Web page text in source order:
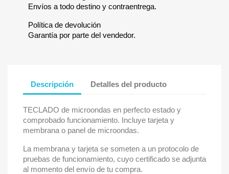
Envíos a todo destino y contraentrega.
Política de devolución
Garantía por parte del vendedor.
Descripción Detalles del producto
TECLADO de microondas en perfecto estado y
comprobado funcionamiento. Incluye tarjeta y
membrana o panel de microondas.
La membrana y tarjeta se someten a un protocolo de
pruebas de funcionamiento, cuyo certificado se adjunta
al momento del envío de tu compra.